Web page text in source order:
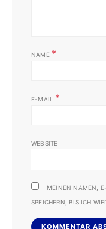
NAME *
E-MAIL *
WEBSITE
MEINEN NAMEN,
SPEICHERN, BIS ICH